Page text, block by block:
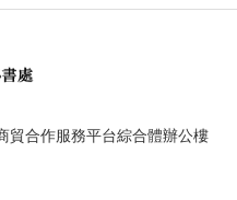
貿合作服務平台綜合體辦公樓